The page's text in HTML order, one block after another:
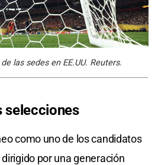
las sedes en EE.UU. Reuters.
selecciones
como uno de los candidatos
por una generación